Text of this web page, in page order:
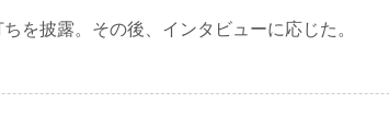
を披露。その後、インタビューに応じた。